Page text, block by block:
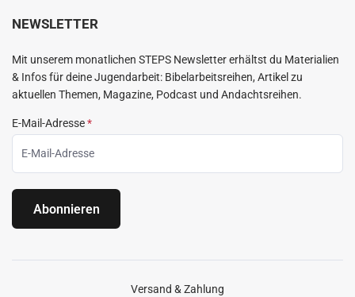
NEWSLETTER
Mit unserem monatlichen STEPS Newsletter erhältst du Materialien
& Infos für deine Jugendarbeit: Bibelarbeitsreihen, Artikel zu
aktuellen Themen, Magazine, Podcast und Andachtsreihen.
E-Mail-Adresse*
Abonnieren
Versand & Zahlung